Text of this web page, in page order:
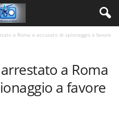
a Roma e accusato di spionaggio a favore
arrestato a Roma
a favore